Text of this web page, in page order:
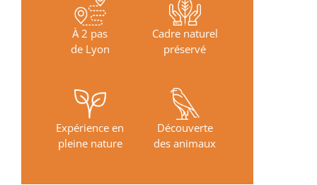
À 2 pas
de Lyon
Cadre naturel
préservé
Expérience en
pleine nature
Découverte
des animaux